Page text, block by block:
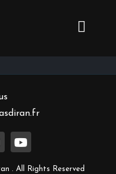
. All Rights Reserved